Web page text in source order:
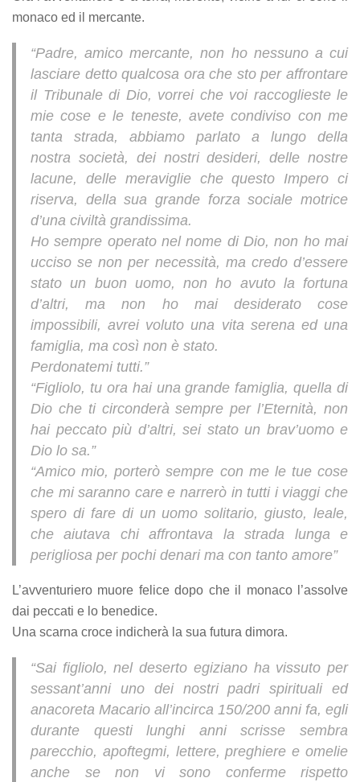
monaco ed il mercante.
“Padre, amico mercante, non ho nessuno a cui
lasciare detto qualcosa ora che sto per affrontare
il Tribunale di Dio, vorrei che voi raccoglieste le
mie cose e le teneste, avete condiviso con me
tanta strada, abbiamo parlato a lungo della
nostra società, dei nostri desideri, delle nostre
lacune, delle meraviglie che questo Impero ci
riserva, della sua grande forza sociale motrice
d’una civiltà grandissima.
Ho sempre operato nel nome di Dio, non ho mai
ucciso se non per necessità, ma credo d’essere
stato un buon uomo, non ho avuto la fortuna
d’altri, ma non ho mai desiderato cose
impossibili, avrei voluto una vita serena ed una
famiglia, ma così non è stato.
Perdonatemi tutti.”
“Figliolo, tu ora hai una grande famiglia, quella di
Dio che ti circonderà sempre per l’Eternità, non
hai peccato più d’altri, sei stato un brav’uomo e
Dio lo sa.”
“Amico mio, porterò sempre con me le tue cose
che mi saranno care e narrerò in tutti i viaggi che
spero di fare di un uomo solitario, giusto, leale,
che aiutava chi affrontava la strada lunga e
perigliosa per pochi denari ma con tanto amore”
L’avventuriero muore felice dopo che il monaco l’assolve
dai peccati e lo benedice.
Una scarna croce indicherà la sua futura dimora.
“Sai figliolo, nel deserto egiziano ha vissuto per
sessant’anni uno dei nostri padri spirituali ed
anacoreta Macario all’incirca 150/200 anni fa, egli
durante questi lunghi anni scrisse sembra
parecchio, apoftegmi, lettere, preghiere e omelie
anche se non vi sono conferme rispetto